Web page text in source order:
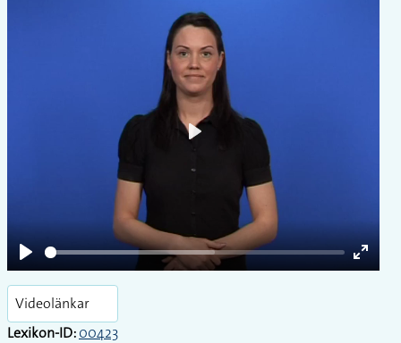
Play
Enter
Videolänkar
Lexikon-ID:00423